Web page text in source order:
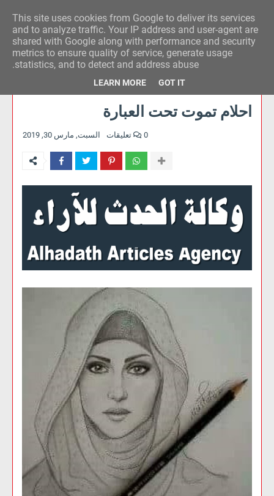
وكالة الحدث للآراء
احلام تموت تحت العبارة
السبت, مارس 30, 2019 0 تعليقات
This site uses cookies from Google to deliver its services
and to analyze traffic. Your IP address and user-agent are
shared with Google along with performance and security
metrics to ensure quality of service, generate usage
statistics, and to detect and address abuse.
LEARN MORE GOT IT